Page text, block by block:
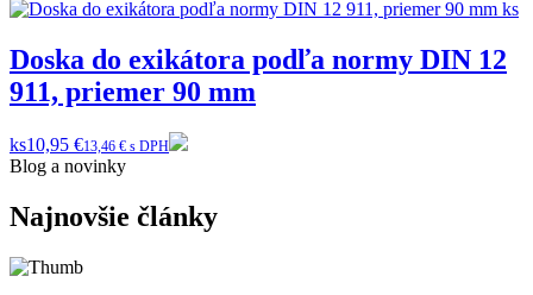
Doska do exikátora podľa normy DIN 12
911, priemer 90 mm
ks10,95 €13,46 € s DPH
Blog a novinky
Najnovšie články